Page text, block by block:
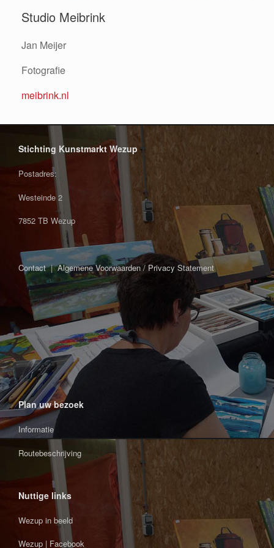
Studio Meibrink
Jan Meijer
Fotografie
meibrink.nl
Stichting Kunstmarkt Wezup
Postadres:
Westeinde 2
7852 TB Wezup
Contact|Algemene Voorwaarden / Privacy Statement
Plan uw bezoek
Informatie
Routebeschrijving
Nuttige links
Wezup in beeld
Wezup | Facebook